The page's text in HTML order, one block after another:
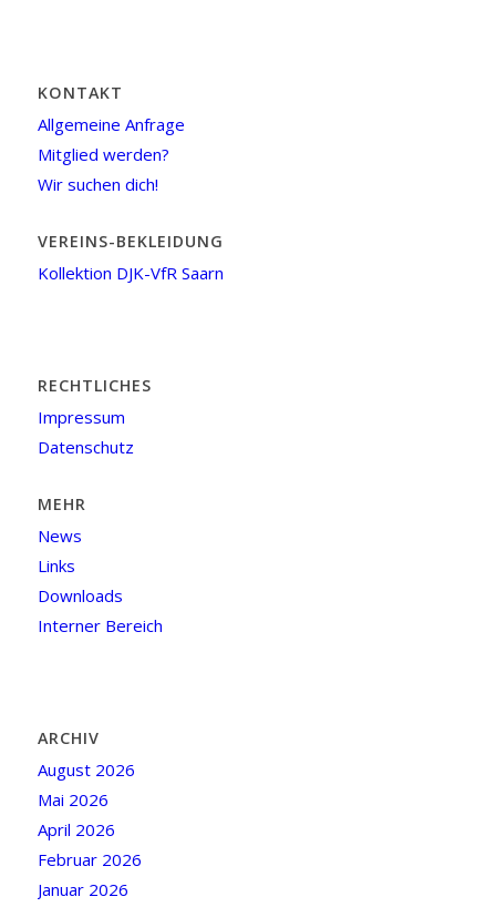
KONTAKT
Allgemeine Anfrage
Mitglied werden?
Wir suchen dich!
VEREINS-BEKLEIDUNG
Kollektion DJK-VfR Saarn
RECHTLICHES
Impressum
Datenschutz
MEHR
News
Links
Downloads
Interner Bereich
ARCHIV
August 2026
Mai 2026
April 2026
Februar 2026
Januar 2026